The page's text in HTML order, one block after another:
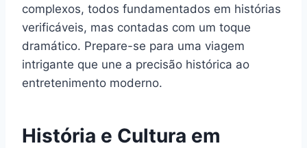
complexos, todos fundamentados em histórias
verificáveis, mas contadas com um toque
dramático. Prepare-se para uma viagem
intrigante que une a precisão histórica ao
entretenimento moderno.
História e Cultura em